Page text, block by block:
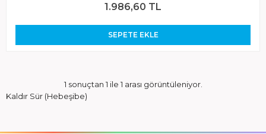
1.986,60 TL
SEPETE EKLE
1 sonuçtan 1 ile 1 arası görüntüleniyor.
Kaldır Sür (Hebeşibe)